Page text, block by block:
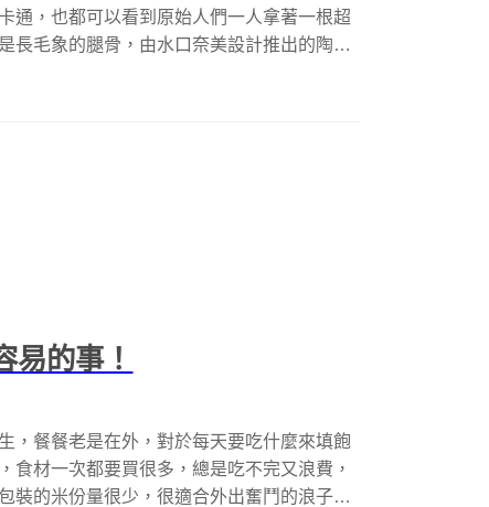
通，也都可以看到原始人們一人拿著一根超
長毛象的腿骨，由水口奈美設計推出的陶
易的事！
，餐餐老是在外，對於每天要吃什麼來填飽
食材一次都要買很多，總是吃不完又浪費，
裝的米份量很少，很適合外出奮鬥的浪子